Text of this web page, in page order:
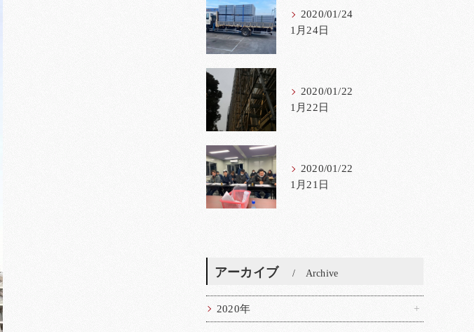
2020/01/24
1月24日
2020/01/22
1月22日
2020/01/22
1月21日
アーカイブ Archive
2020年